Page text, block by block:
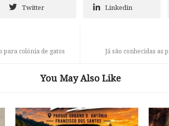
Twitter Linkedin
para colónia de gatos
Já são conhecidas as
You May Also Like